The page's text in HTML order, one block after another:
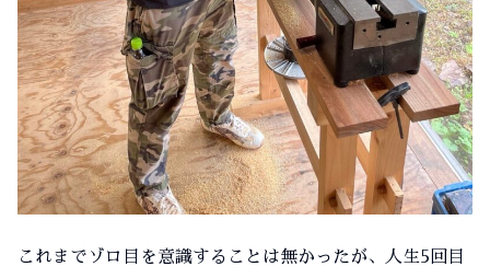
これまでゾロ目を意識することは無かったが、人生5回目